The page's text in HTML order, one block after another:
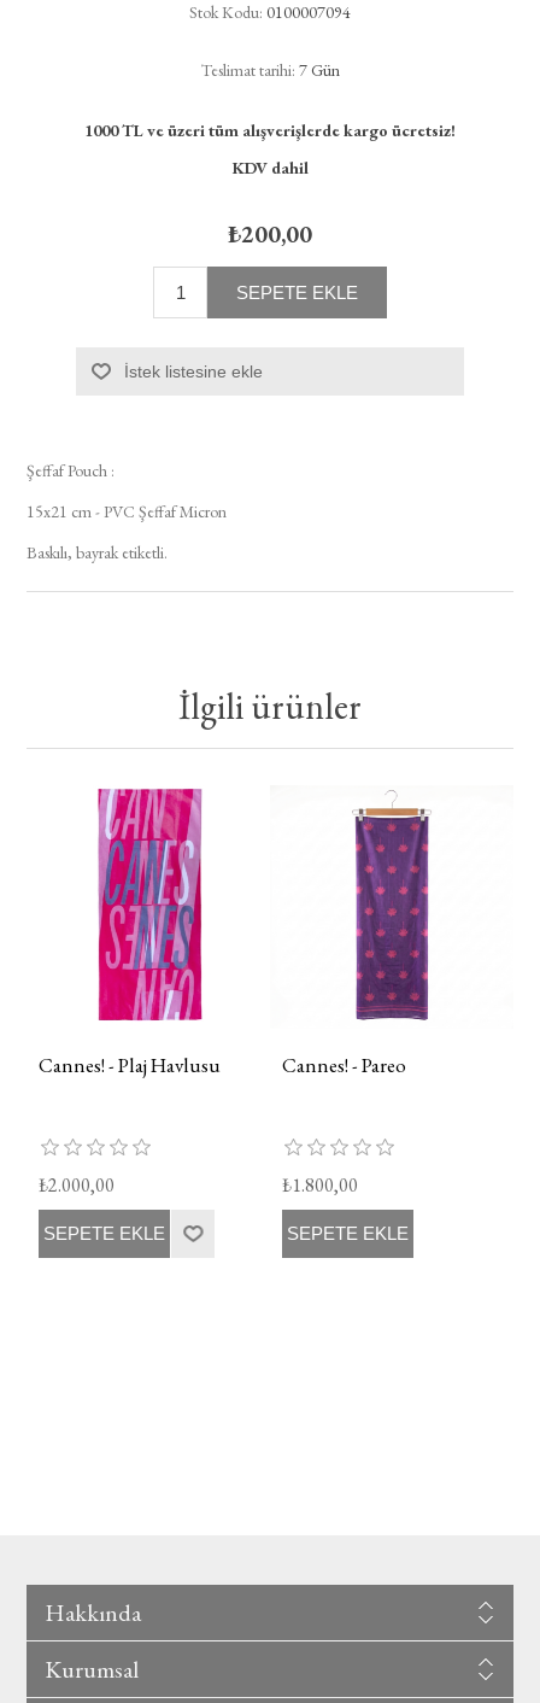
Stok Kodu: 0100007094
Teslimat tarihi: 7 Gün
1000 TL ve üzeri tüm alışverişlerde kargo ücretsiz!
KDV dahil
₺200,00
SEPETE EKLE
İstek listesine ekle
Şeffaf Pouch :
15x21 cm - PVC Şeffaf Micron
Baskılı, bayrak etiketli.
İlgili ürünler
Cannes! - Plaj Havlusu
₺2.000,00
SEPETE EKLE
Cannes! - Pareo
₺1.800,00
SEPETE EKLE
Hakkında
Kurumsal